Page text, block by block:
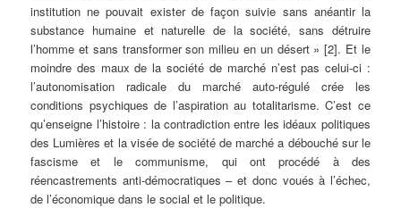
institution ne pouvait exister de façon suivie sans anéantir la
substance humaine et naturelle de la société, sans détruire
l’homme et sans transformer son milieu en un désert »[2]. Et le
moindre des maux de la société de marché n’est pas celui-ci :
l’autonomisation radicale du marché auto-régulé crée les
conditions psychiques de l’aspiration au totalitarisme. C’est ce
qu’enseigne l’histoire : la contradiction entre les idéaux politiques
des Lumières et la visée de société de marché a débouché sur le
fascisme et le communisme, qui ont procédé à des
réencastrements anti-démocratiques – et donc voués à l’échec,
de l’économique dans le social et le politique.